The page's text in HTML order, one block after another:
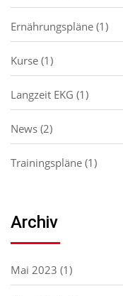
Ernährungspläne (1)
Kurse (1)
Langzeit EKG (1)
News (2)
Trainingspläne (1)
Archiv
Mai 2023 (1)